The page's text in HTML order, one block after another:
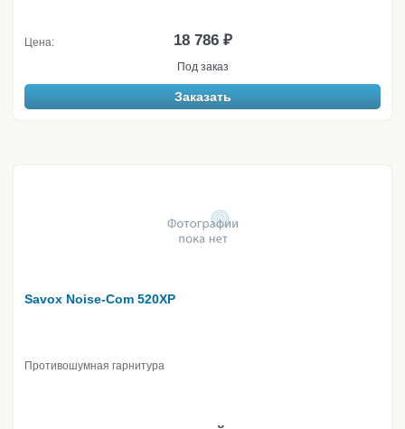
Цена: 18 786 ₽
Под заказ
Заказать
Savox Noise-Com 520XP
Противошумная гарнитура